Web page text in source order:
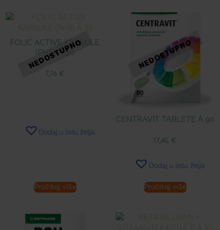
FOLIC ACTIVE KAPSULE
(PHS) Á 30
7,76 €
Dodaj u listu želja
Pročitaj više
CENTRAVIT TABLETE Á 90
17,45 €
Dodaj u listu želja
Pročitaj više